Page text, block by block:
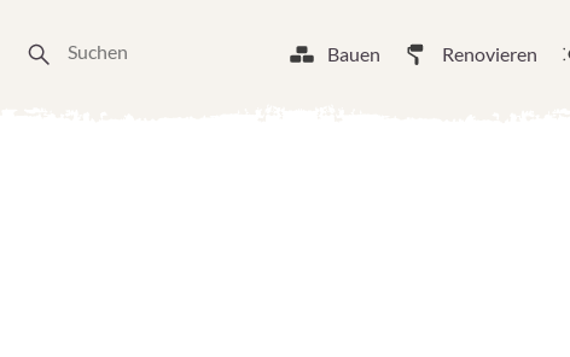
Bauen Renovieren